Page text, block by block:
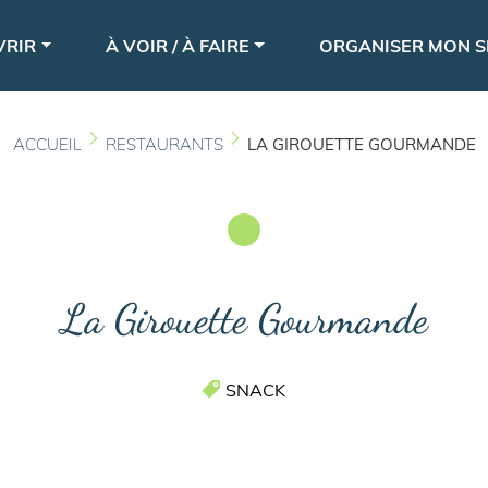
au
principal
À VOIR / À FAIRE ORGANISER MON
ACCUEIL RESTAURANTS LA GIROUETTE GOURMANDE
La Girouette Gourmande
SNACK